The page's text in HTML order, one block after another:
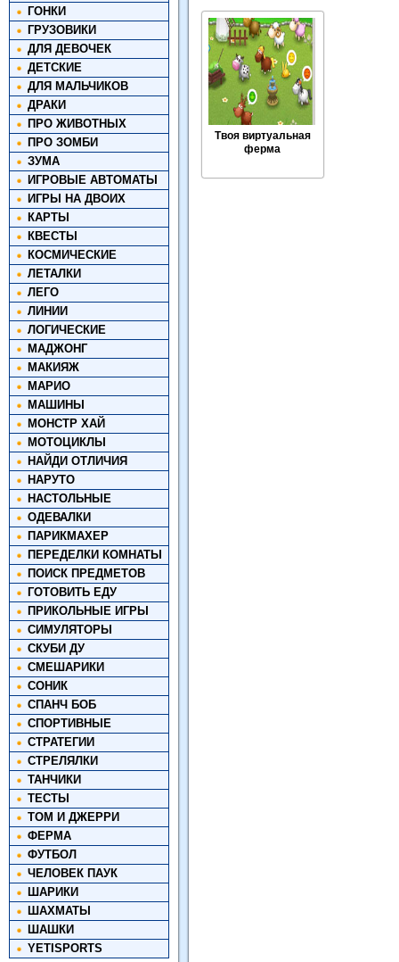
ГОНКИ
ГРУЗОВИКИ
ДЛЯ ДЕВОЧЕК
ДЕТСКИЕ
ДЛЯ МАЛЬЧИКОВ
ДРАКИ
ПРО ЖИВОТНЫХ
ПРО ЗОМБИ
ЗУМА
ИГРОВЫЕ АВТОМАТЫ
ИГРЫ НА ДВОИХ
КАРТЫ
КВЕСТЫ
КОСМИЧЕСКИЕ
ЛЕТАЛКИ
ЛЕГО
ЛИНИИ
ЛОГИЧЕСКИЕ
МАДЖОНГ
МАКИЯЖ
МАРИО
МАШИНЫ
МОНСТР ХАЙ
МОТОЦИКЛЫ
НАЙДИ ОТЛИЧИЯ
НАРУТО
НАСТОЛЬНЫЕ
ОДЕВАЛКИ
ПАРИКМАХЕР
ПЕРЕДЕЛКИ КОМНАТЫ
ПОИСК ПРЕДМЕТОВ
ГОТОВИТЬ ЕДУ
ПРИКОЛЬНЫЕ ИГРЫ
СИМУЛЯТОРЫ
СКУБИ ДУ
СМЕШАРИКИ
СОНИК
СПАНЧ БОБ
СПОРТИВНЫЕ
СТРАТЕГИИ
СТРЕЛЯЛКИ
ТАНЧИКИ
ТЕСТЫ
ТОМ И ДЖЕРРИ
ФЕРМА
ФУТБОЛ
ЧЕЛОВЕК ПАУК
ШАРИКИ
ШАХМАТЫ
ШАШКИ
YETISPORTS
Твоя виртуальная
ферма